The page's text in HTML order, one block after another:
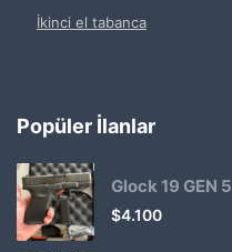
İkinci el tabanca
Popüler İlanlar
Glock 19 GEN 5
$4.100